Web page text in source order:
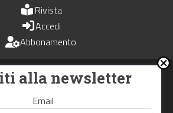
Rivista
Accedi
Abbonamento
un periodico associato all'Unione Stampa
Periodica Italiana - USPI
di Bologna N.4993 del 15 giugno 1982
made inNowhere
alla newsletter
Email